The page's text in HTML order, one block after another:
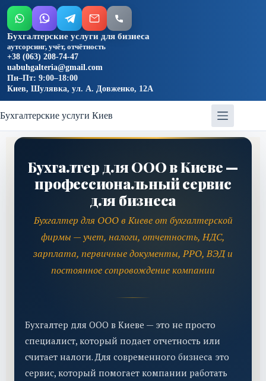
Бухгалтерские услуги для бизнеса
аутсорсинг, учёт, отчётность
+38 (063) 208-74-47
uabuhgalteria@gmail.com
Пн–Пт: 9:00–18:00
Киев, Шулявка, ул. А. Довженко, 12А
Бухгалтерские услуги Киев
Бухгалтер для ООО в Киеве —
профессиональный сервис
для бизнеса
Бухгалтер для ООО в Киеве от бухгалтерской
фирмы — учет, налоги, отчетность, НДС,
зарплата, первичные документы, РРО, ВЭД и
постоянное сопровождение компании
Бухгалтер для ООО в Киеве — это не просто
специалист, который подает отчетность или
считает налоги. Для современного бизнеса это
сервис, который помогает компании работать